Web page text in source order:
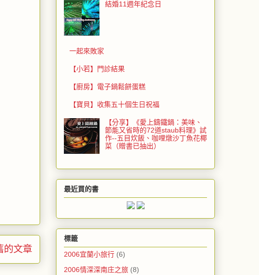
的文章
結婚11週年紀念日
一起來敗家
【小若】門診結果
【廚房】電子鍋鬆餅蛋糕
【寶貝】收集五十個生日祝福
【分享】《愛上鑄鐵鍋：美味、
節能又省時的72道staub料理》試
作--五目炊飯、咖哩燉沙丁魚花椰
菜（贈書已抽出）
最近買的書
標籤
2006宜蘭小旅行 (6)
2006情深深南庄之旅 (8)